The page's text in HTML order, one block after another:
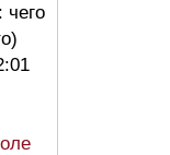
: чего